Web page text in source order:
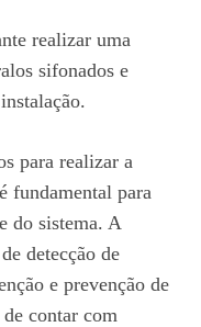
realizar uma
sifonados e
para realizar a
fundamental para
do sistema. A
detecção de
e prevenção de
contar com